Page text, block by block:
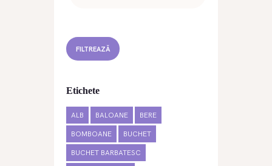
FILTREAZĂ
Etichete
ALB BALOANE BERE
BOMBOANE BUCHET
BUCHET BARBATESC